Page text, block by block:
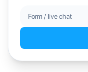
Form / live chat